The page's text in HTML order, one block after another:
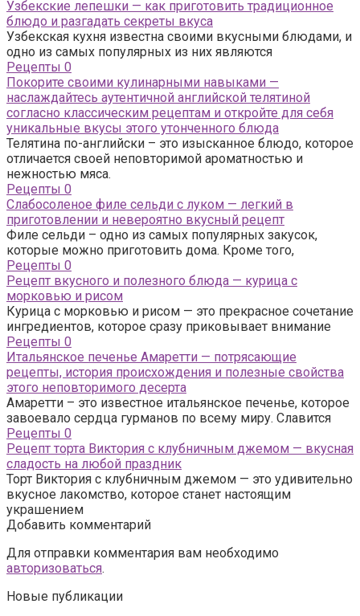
Узбекские лепешки — как приготовить традиционное
блюдо и разгадать секреты вкуса
Узбекская кухня известна своими вкусными блюдами, и
одно из самых популярных из них являются
Рецепты 0
Покорите своими кулинарными навыками —
наслаждайтесь аутентичной английской телятиной
согласно классическим рецептам и откройте для себя
уникальные вкусы этого утонченного блюда
Телятина по-английски – это изысканное блюдо, которое
отличается своей неповторимой ароматностью и
нежностью мяса.
Рецепты 0
Слабосоленое филе сельди с луком — легкий в
приготовлении и невероятно вкусный рецепт
Филе сельди – одно из самых популярных закусок,
которые можно приготовить дома. Кроме того,
Рецепты 0
Рецепт вкусного и полезного блюда — курица с
морковью и рисом
Курица с морковью и рисом — это прекрасное сочетание
ингредиентов, которое сразу приковывает внимание
Рецепты 0
Итальянское печенье Амаретти — потрясающие
рецепты, история происхождения и полезные свойства
этого неповторимого десерта
Амаретти – это известное итальянское печенье, которое
завоевало сердца гурманов по всему миру. Славится
Рецепты 0
Рецепт торта Виктория с клубничным джемом — вкусная
сладость на любой праздник
Торт Виктория с клубничным джемом — это удивительно
вкусное лакомство, которое станет настоящим
украшением
Добавить комментарий
Для отправки комментария вам необходимо
авторизоваться.
Новые публикации